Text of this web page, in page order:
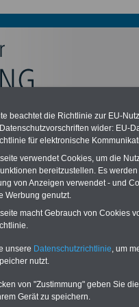
auch für
hat die
(Berlin muss bisMärz 2027
Auch beim Bund (Beamte &
(Medienberichten
mind.3.000 und 13.000 Euro,
heraus, die unmittelbar nach
vorgelegt wird (im II.
.
w3
Zehn OnlineBücher &
zum Komplettpreis von 15 Euro im
beachtet die Richtlinie zur EU-
wider: EU-
für elektronische
verwendet Cookies, um die
bereitzustellen. Es
von Anzeigen verwendet - und
Werbung genutzt.
macht Gebrauch von Cookies
unsere Datenschutzrichtlinie, um
nutzt.
von "Zustimmung" geben Sie
Gerät zu speichern.